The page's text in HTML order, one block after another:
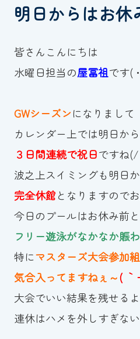
保護者の方へ
採用情報
お知らせ
カレンダー
波スイタイムズ
お問い合わせ
Tel.098-
平日 9:00～22:00｜
メールでお
スイミン
明日からはお休
皆さんこんにちは
水曜日担当の屋冨祖です(
GWシーズンになりまして
カレンダー上では明日から
３日間連続で祝日ですね
波之上スイミングも明日
完全休館となりますので
今日のプールはお休み前
フリー遊泳がなかなか賑
特にマスターズ大会参加
気合入ってますねぇ～( ｀
大会でいい結果を残せる
連休はハメを外しすぎな